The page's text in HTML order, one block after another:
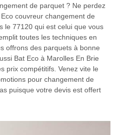
de parquet ? Ne perdez
couvreur changement de
le 77120 qui est celui que vous
toutes les techniques en
offrons des parquets à bonne
Bat Eco à Marolles En Brie
prix compétitifs. Venez vite le
pour changement de
puisque votre devis est offert